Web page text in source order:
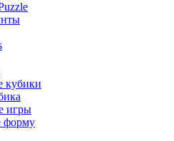
кубики
игры